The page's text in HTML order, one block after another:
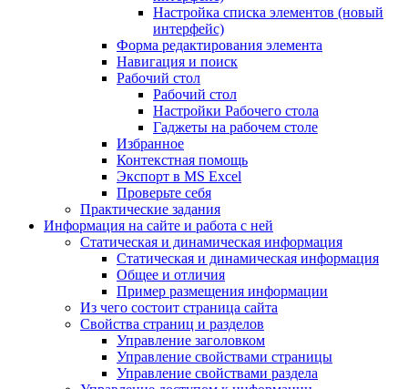
Настройка списка элементов (новый
интерфейс)
Форма редактирования элемента
Навигация и поиск
Рабочий стол
Рабочий стол
Настройки Рабочего стола
Гаджеты на рабочем столе
Избранное
Контекстная помощь
Экспорт в MS Excel
Проверьте себя
Практические задания
Информация на сайте и работа с ней
Статическая и динамическая информация
Статическая и динамическая информация
Общее и отличия
Пример размещения информации
Из чего состоит страница сайта
Свойства страниц и разделов
Управление заголовком
Управление свойствами страницы
Управление свойствами раздела